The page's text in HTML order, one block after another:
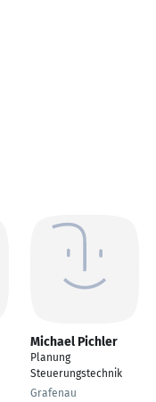
Michael Pichler
Planung
Steuerungstechnik
Grafenau